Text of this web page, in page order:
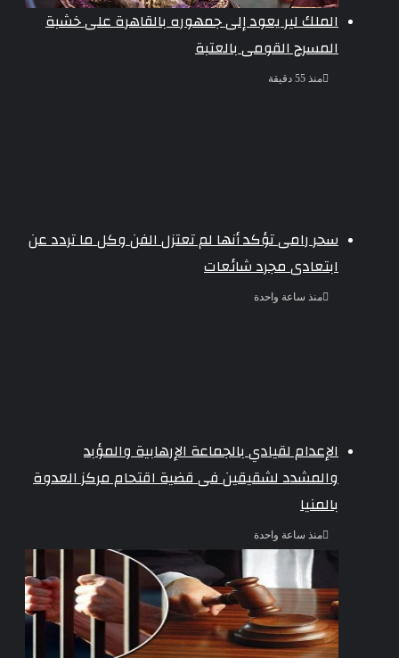
الملك لير يعود إلى جمهوره بالقاهرة على خشبة
المسرح القومى بالعتبة
منذ 55 دقيقة
سحر رامى تؤكد أنها لم تعتزل الفن وكل ما تردد عن
ابتعادى مجرد شائعات
منذ ساعة واحدة
الإعدام لقيادي بالجماعة الإرهابية والمؤبد
والمشدد لشقيقين فى قضية اقتحام مركز العدوة
بالمنيا
منذ ساعة واحدة